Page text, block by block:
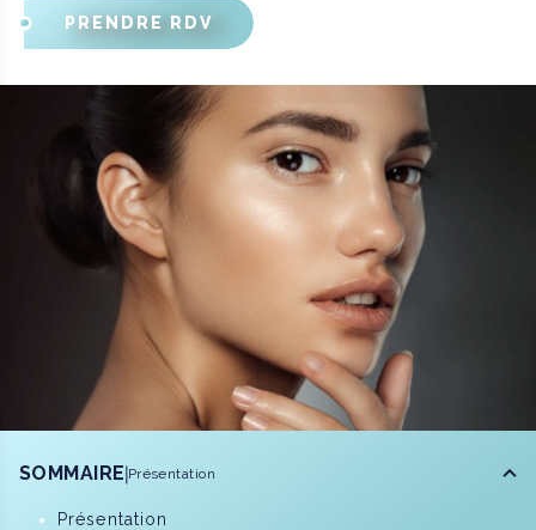
PRENDRE RDV
SOMMAIRE Présentation
Présentation